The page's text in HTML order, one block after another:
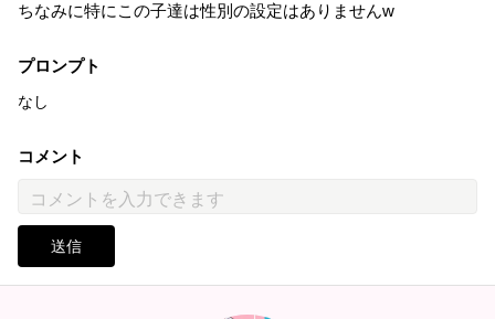
ちなみに特にこの子達は性別の設定はありませんw
プロンプト
なし
コメント
送信